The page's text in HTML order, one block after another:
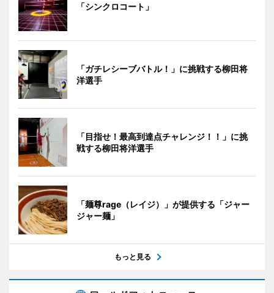
「シンクロコート」
「ガチレシーブバトル！」に挑戦する柳田将
洋選手
「目指せ！最高到達点チャレンジ！！」に挑
戦する柳田将洋選手
「麺尊rage（レイジ）」が提供する「ジャー
ジャー麺」
もっと見る